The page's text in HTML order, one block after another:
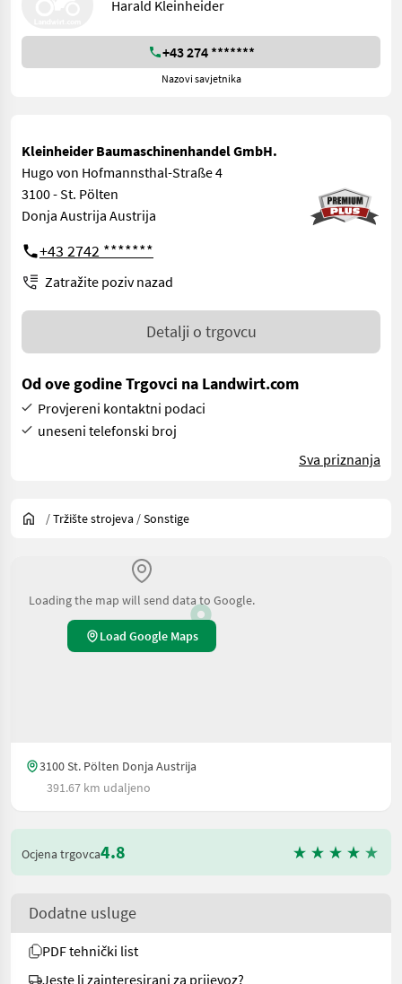
Harald Kleinheider
+43 274 *******
Nazovi savjetnika
Kleinheider Baumaschinenhandel GmbH.
Hugo von Hofmannsthal-Straße 4
3100 - St. Pölten
Donja Austrija Austrija
+43 2742 *******
Zatražite poziv nazad
Detalji o trgovcu
Od ove godine Trgovci na Landwirt.com
Provjereni kontaktni podaci
uneseni telefonski broj
Sva priznanja
/Tržište strojeva /Sonstige
Loading the map will send data to Google.
Load Google Maps
3100 St. Pölten Donja Austrija
391.67 km udaljeno
Ocjena trgovca4.8
Dodatne usluge
PDF tehnički list
Jeste li zainteresirani za prijevoz?